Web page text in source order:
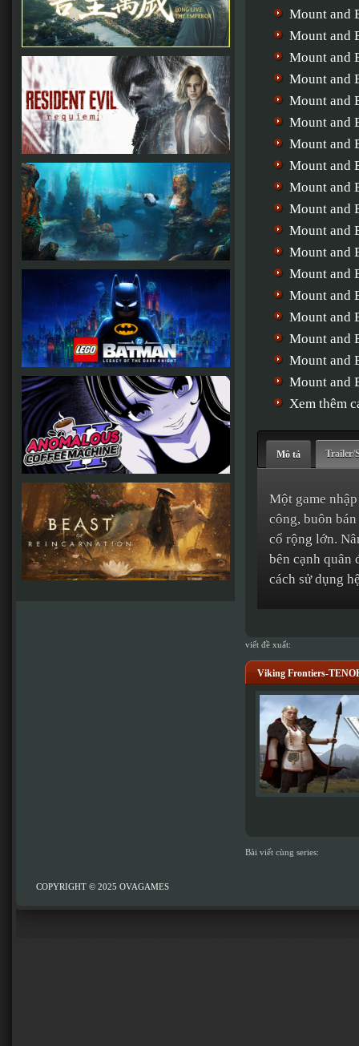
Mount and
Mount and
Mount and
Mount and
Mount and
Mount and
Mount and
Mount and
Mount and
Mount and
Mount and
Mount and
Mount and
Mount and
Mount and
Mount and
Mount and
Mount and
Xem thêm
Mô tả Trailer/
Một game
công, buôn
cổ rộng lớn.
bên cạnh quân
cách sử dụng
viết đề xuất:
Viking Frontiers-
Bài viết cùng series:
COPYRIGHT © 2025 OVAGAMES